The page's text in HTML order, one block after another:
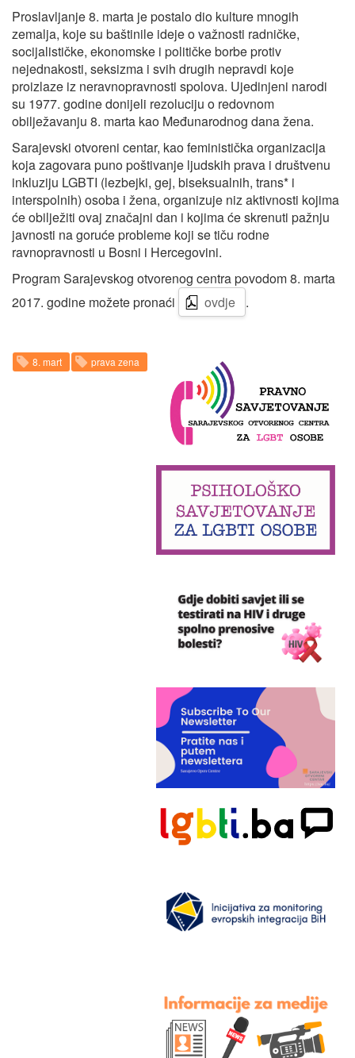
Proslavljanje 8. marta je postalo dio kulture mnogih
zemalja, koje su baštinile ideje o važnosti radničke,
socijalističke, ekonomske i političke borbe protiv
nejednakosti, seksizma i svih drugih nepravdi koje
proizlaze iz neravnopravnosti spolova. Ujedinjeni narodi
su 1977. godine donijeli rezoluciju o redovnom
obilježavanju 8. marta kao Međunarodnog dana žena.
Sarajevski otvoreni centar, kao feministička organizacija
koja zagovara puno poštivanje ljudskih prava i društvenu
inkluziju LGBTI (lezbejki, gej, biseksualnih, trans* i
interspolnih) osoba i žena, organizuje niz aktivnosti kojima
će obilježiti ovaj značajni dan i kojima će skrenuti pažnju
javnosti na goruće probleme koji se tiču rodne
ravnopravnosti u Bosni i Hercegovini.
Program Sarajevskog otvorenog centra povodom 8. marta
2017. godine možete pronaći
ovdje .
8. mart prava zena